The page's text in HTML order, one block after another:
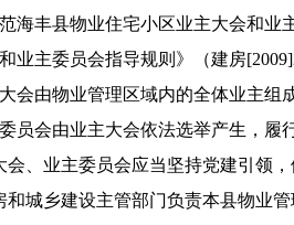
县物业住宅小区业主大会和业主
业主委员会指导规则》（建房
物业管理区域内的全体业主组成
由业主大会依法选举产生，履行
业主委员会应当坚持党建引领，
乡建设主管部门负责本县物业管